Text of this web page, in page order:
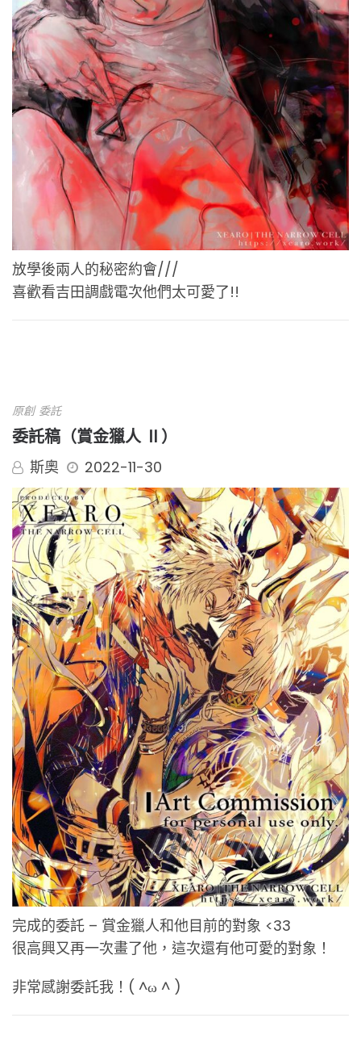
放學後兩人的秘密約會///
喜歡看吉田調戲電次他們太可愛了!!
原創 委託
委託稿（賞金獵人 Ⅱ）
斯奧 2022-11-30
完成的委託 – 賞金獵人和他目前的對象 <33
很高興又再一次畫了他，這次還有他可愛的對象！
非常感謝委託我！( ^ω ^ )